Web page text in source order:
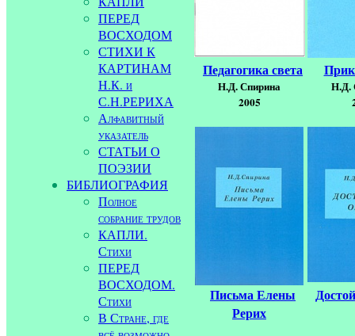
ПЕРЕД
ВОСХОДОМ
СТИХИ К
КАРТИНАМ
Н.К. и
С.Н.РЕРИХА
Алфавитный
указатель
СТАТЬИ О
ПОЭЗИИ
БИБЛИОГРАФИЯ
Полное
собрание трудов
КАПЛИ.
Стихи
ПЕРЕД
ВОСХОДОМ.
Стихи
В Стране, где
Педагогика света
Н.Д. Спирина
2005
Н.Д.
Письма Елены
Рерих